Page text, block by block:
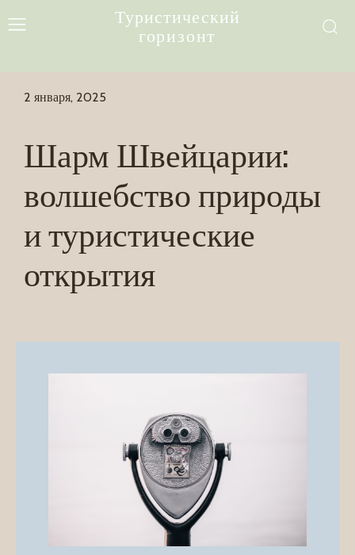
Туристический
горизонт
Шарм Швейцарии:
волшебство природы
и туристические
открытия
2 января, 2025